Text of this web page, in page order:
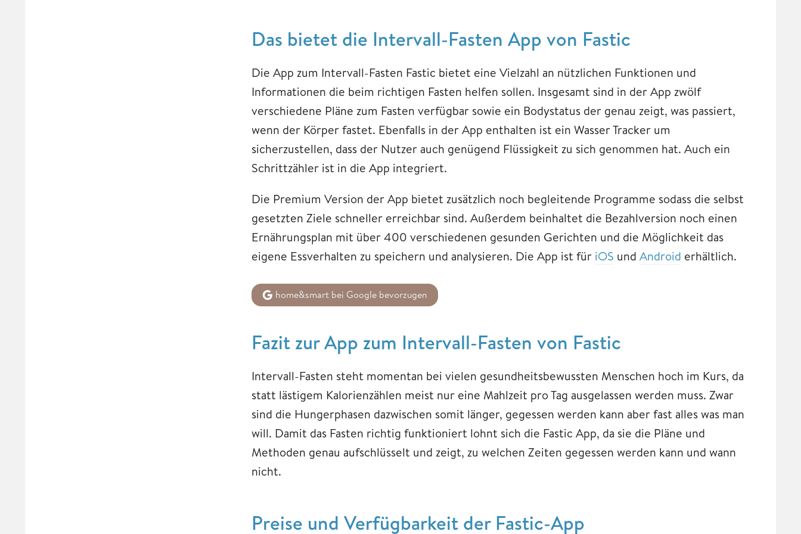
Das bietet die Intervall-Fasten App von Fastic
Die App zum Intervall-Fasten Fastic bietet eine Vielzahl an nützlichen Funktionen und
Informationen die beim richtigen Fasten helfen sollen. Insgesamt sind in der App zwölf
verschiedene Pläne zum Fasten verfügbar sowie ein Bodystatus der genau zeigt, was passiert,
wenn der Körper fastet. Ebenfalls in der App enthalten ist ein Wasser Tracker um
sicherzustellen, dass der Nutzer auch genügend Flüssigkeit zu sich genommen hat. Auch ein
Schrittzähler ist in die App integriert.
Die Premium Version der App bietet zusätzlich noch begleitende Programme sodass die selbst
gesetzten Ziele schneller erreichbar sind. Außerdem beinhaltet die Bezahlversion noch einen
Ernährungsplan mit über 400 verschiedenen gesunden Gerichten und die Möglichkeit das
eigene Essverhalten zu speichern und analysieren. Die App ist für iOS und Android erhältlich.
home&smart bei Google bevorzugen
Fazit zur App zum Intervall-Fasten von Fastic
Intervall-Fasten steht momentan bei vielen gesundheitsbewussten Menschen hoch im Kurs, da
statt lästigem Kalorienzählen meist nur eine Mahlzeit pro Tag ausgelassen werden muss. Zwar
sind die Hungerphasen dazwischen somit länger, gegessen werden kann aber fast alles was man
will. Damit das Fasten richtig funktioniert lohnt sich die Fastic App, da sie die Pläne und
Methoden genau aufschlüsselt und zeigt, zu welchen Zeiten gegessen werden kann und wann
nicht.
Preise und Verfügbarkeit der Fastic-App